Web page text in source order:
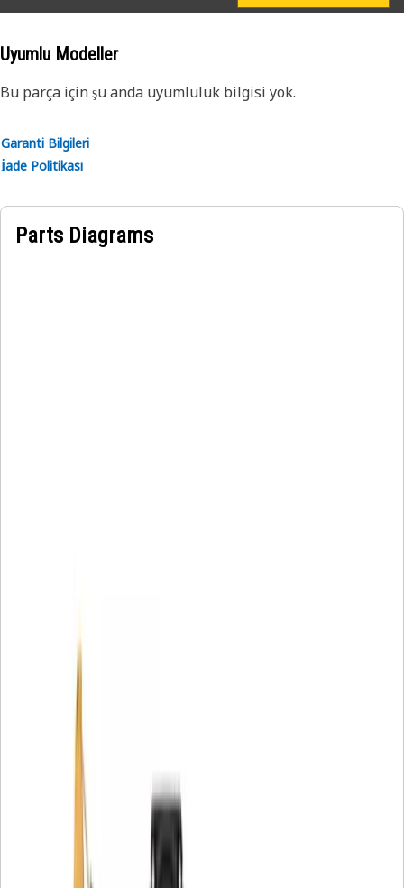
Uyumlu Modeller
Bu parça için şu anda uyumluluk bilgisi yok.
Garanti Bilgileri
İade Politikası
Parts Diagrams